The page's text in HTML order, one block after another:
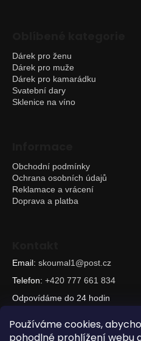
Používáme cookies,
pohodlné prohlížení webu
Dárek pro ženu
Dárek pro muže
Dárek pro kamarádku
Svatební dary
Sklenice na víno
Obchodní podmínky
Ochrana osobních údajů
Reklamace a vrácení
Doprava a platba
Email: skoumal1@post.cz
Telefon: +420 777 661 834
Odpovídáme do 24 hodin